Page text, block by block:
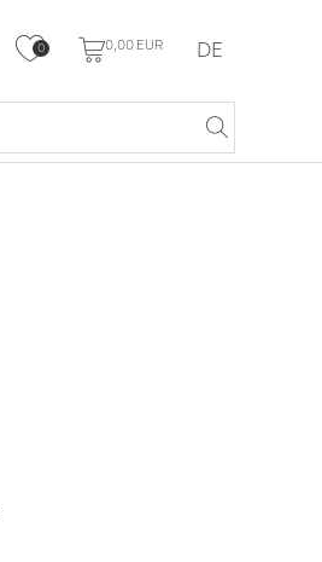
0 0,00 EUR DE